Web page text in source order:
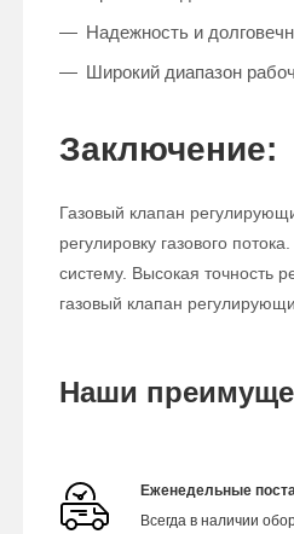
Надежность и
Широкий диапазон
Заключение:
Газовый клапан
регулировку газового
систему. Высокая точность
газовый клапан
Наши
Еженедельные
Всегда в наличии